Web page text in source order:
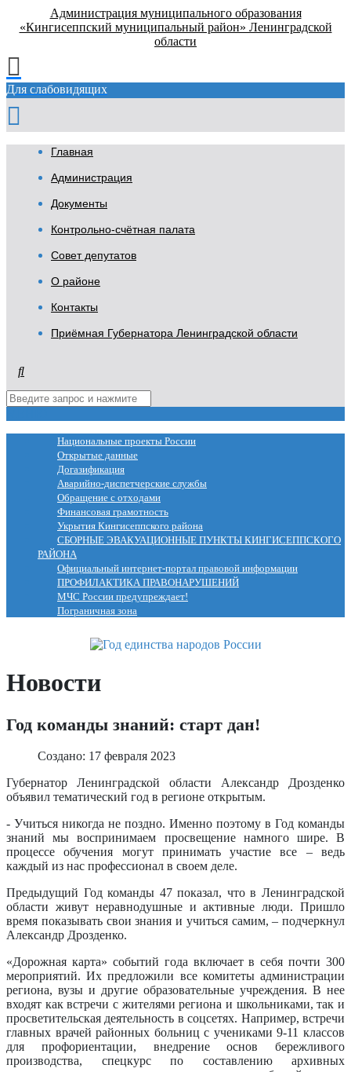
Администрация муниципального образования
«Кингисеппский муниципальный район» Ленинградской
области
Для слабовидящих
Главная
Администрация
Документы
Контрольно-счётная палата
Совет депутатов
О районе
Контакты
Приёмная Губернатора Ленинградской области
Национальные проекты России
Открытые данные
Догазификация
Аварийно-диспетчерские службы
Обращение с отходами
Финансовая грамотность
Укрытия Кингисеппского района
СБОРНЫЕ ЭВАКУАЦИОННЫЕ ПУНКТЫ КИНГИСЕППСКОГО
РАЙОНА
Официальный интернет-портал правовой информации
ПРОФИЛАКТИКА ПРАВОНАРУШЕНИЙ
МЧС России предупреждает!
Пограничная зона
Новости
Год команды знаний: старт дан!
Создано: 17 февраля 2023
Губернатор Ленинградской области Александр Дрозденко
объявил тематический год в регионе открытым.
- Учиться никогда не поздно. Именно поэтому в Год команды
знаний мы воспринимаем просвещение намного шире. В
процессе обучения могут принимать участие все – ведь
каждый из нас профессионал в своем деле.
Предыдущий Год команды 47 показал, что в Ленинградской
области живут неравнодушные и активные люди. Пришло
время показывать свои знания и учиться самим, – подчеркнул
Александр Дрозденко.
«Дорожная карта» событий года включает в себя почти 300
мероприятий. Их предложили все комитеты администрации
региона, вузы и другие образовательные учреждения. В нее
входят как встречи с жителями региона и школьниками, так и
просветительская деятельность в соцсетях. Например, встречи
главных врачей районных больниц с учениками 9-11 классов
для профориентации, внедрение основ бережливого
производства, спецкурс по составлению архивных